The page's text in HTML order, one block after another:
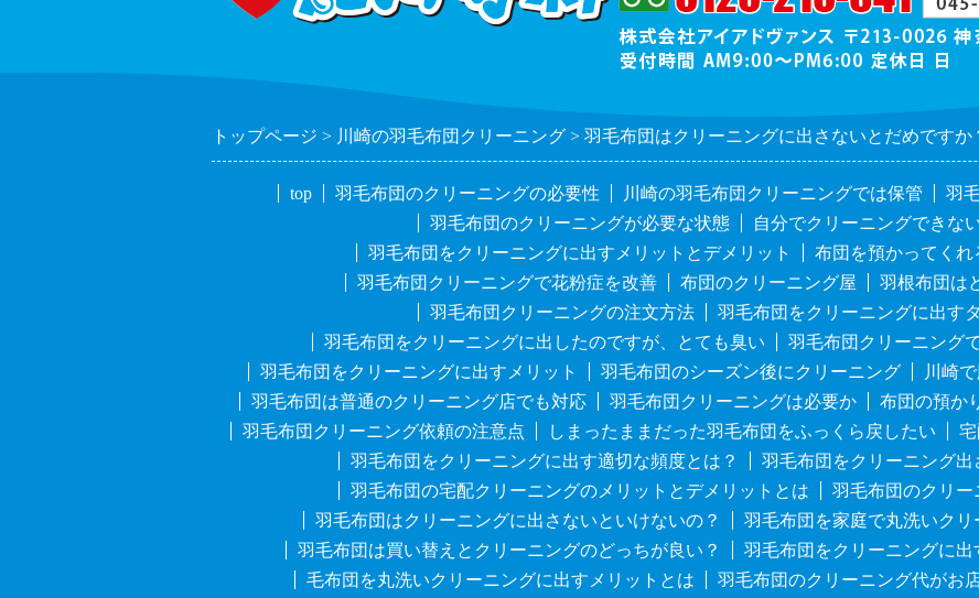
トップページ 川崎の羽毛布団クリーニング 羽毛布団はクリーニングに出さないとだめですか
top 羽毛布団のクリーニングの必要性 川崎の羽毛布団クリーニングでは保管
羽
羽毛布団のクリーニングが必要な状態
自分でクリーニングできな
羽毛布団をクリーニングに出すメリットとデメリット
布団を預かってく
羽毛布団クリーニングで花粉症を改善
布団のクリーニング屋
羽根布団は
羽毛布団クリーニングの注文方法
羽毛布団をクリーニングに出す
羽毛布団をクリーニングに出したのですが、とても臭い
羽毛布団クリーニング
羽毛布団をクリーニングに出すメリット
羽毛布団のシーズン後にクリーニング
川崎
羽毛布団は普通のクリーニング店でも対応
羽毛布団クリーニングは必要か
布団の預か
羽毛布団クリーニング依頼の注意点
しまったままだった羽毛布団をふっくら戻したい
羽毛布団をクリーニングに出す適切な頻度とは？
羽毛布団をクリーニング出
羽毛布団の宅配クリーニングのメリットとデメリットとは
羽毛布団のクリー
羽毛布団はクリーニングに出さないといけないの？
羽毛布団を家庭で丸洗いクリ
羽毛布団は買い替えとクリーニングのどっちが良い？
羽毛布団をクリーニングに
毛布団を丸洗いクリーニングに出すメリットとは
羽毛布団のクリーニング代がお